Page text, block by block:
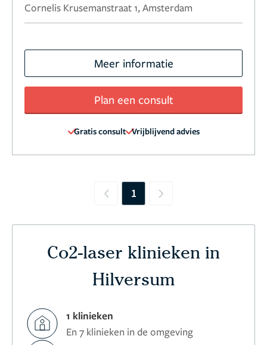
Cornelis Krusemanstraat 1, Amsterdam
Meer informatie
Plan een consult
Gratis consult Vrijblijvend advies
Previous
1 Next
Co2-laser klinieken in
Hilversum
1 klinieken
En 7 klinieken in de omgeving